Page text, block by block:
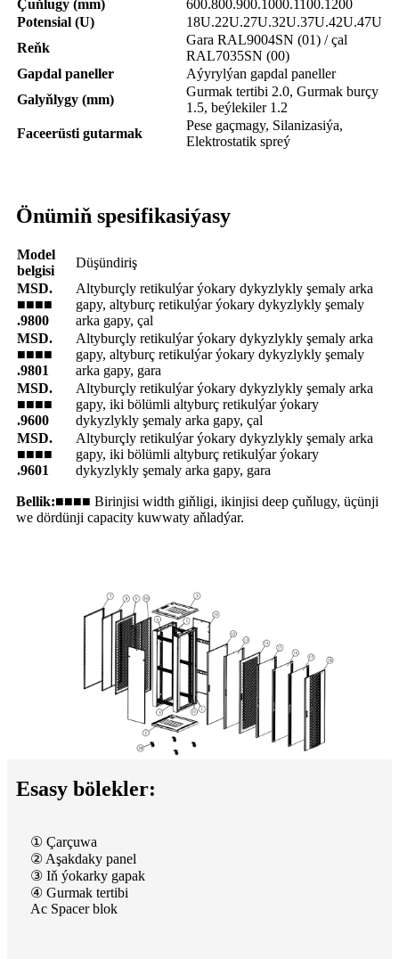
Çuňlugy (mm)
600.800.900.1000.1100.1200
Potensial (U)
18U.22U.27U.32U.37U.42U.47U
Reňk
Gara RAL9004SN (01) / çal
RAL7035SN (00)
Gapdal paneller
Aýyrylýan gapdal paneller
Galyňlygy (mm)
Gurmak tertibi 2.0, Gurmak burçy
1.5, beýlekiler 1.2
Faceerüsti gutarmak
Pese gaçmagy, Silanizasiýa,
Elektrostatik spreý
Önümiň spesifikasiýasy
Model
belgisi
Düşündiriş
MSD.
■■■■
.9800
Altyburçly retikulýar ýokary dykyzlykly şemaly arka
gapy, altyburç retikulýar ýokary dykyzlykly şemaly
arka gapy, çal
MSD.
■■■■
.9801
Altyburçly retikulýar ýokary dykyzlykly şemaly arka
gapy, altyburç retikulýar ýokary dykyzlykly şemaly
arka gapy, gara
MSD.
■■■■
.9600
Altyburçly retikulýar ýokary dykyzlykly şemaly arka
gapy, iki bölümli altyburç retikulýar ýokary
dykyzlykly şemaly arka gapy, çal
MSD.
■■■■
.9601
Altyburçly retikulýar ýokary dykyzlykly şemaly arka
gapy, iki bölümli altyburç retikulýar ýokary
dykyzlykly şemaly arka gapy, gara
Bellik:■■■■ Birinjisi width giňligi, ikinjisi deep çuňlugy, üçünji
we dördünji capacity kuwwaty aňladýar.
Esasy bölekler:
① Çarçuwa
② Aşakdaky panel
③ Iň ýokarky gapak
④ Gurmak tertibi
Ac Spacer blok